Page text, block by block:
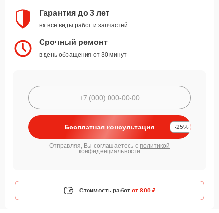
Гарантия до 3 лет
на все виды работ и запчастей
Срочный ремонт
в день обращения от 30 минут
Бесплатная консультация -25%
Отправляя, Вы соглашаетесь с политикой
конфиденциальности
Стоимость работ от 800 ₽